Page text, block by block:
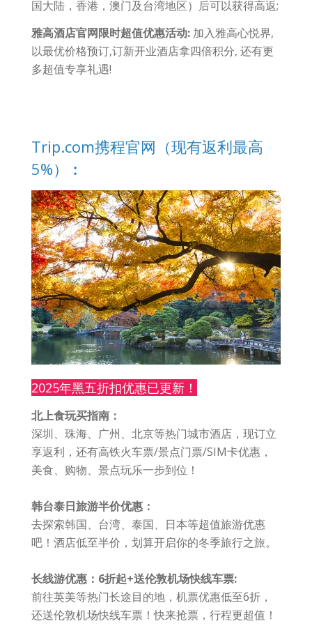
国大陆，香港，澳门及台湾地区）后可以获得高返;
雅高酒店官网限时超值优惠活动:加入雅高心悦界,
以最优价格预订,订新开业酒店拿四倍积分, 还有更
多超值专享礼遇!
Trip.com携程官网（现有返利最高
5%）︰
2025年黑五折扣优惠已更新！
北上食玩买指南：
深圳、珠海、广州、北京等热门城市酒店，现订立
享返利，还有高铁火车票/景点门票/SIM卡优惠，
美食、购物、景点玩乐一步到位！
韩台泰日旅游半价优惠：
去探索韩国、台湾、泰国、日本等超值旅游优惠
吧！酒店低至半价，划算开启你的冬季旅行之旅。
长线游优惠：6折起+送伦敦机场快线车票:
前往英美等热门长途目的地，机票优惠低至6折，
还送伦敦机场快线车票！快来抢票，行程更超值！